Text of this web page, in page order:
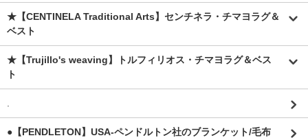
★【CENTINELA Traditional Arts】センチネラ・チマヨラグ＆
ベスト
★【Trujillo's weaving】トルフィリオス・チマヨラグ＆ベス
ト
●【PENDLETON】USA-ペンドルトン社のブランケット/毛布